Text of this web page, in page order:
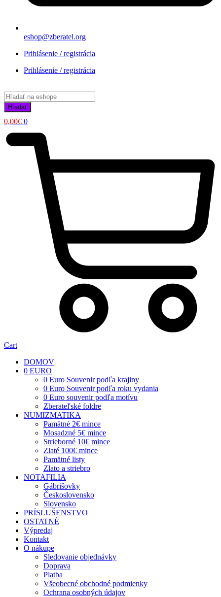
eshop@zberatel.org
Prihlásenie / registrácia
Prihlásenie / registrácia
Products
search
Hľadať
0,00€ 0
Cart
DOMOV
0 EURO
0 Euro Souvenir podľa krajiny
0 Euro Souvenir podľa roku vydania
0 Euro souvenir podľa motívu
Zberateľské foldre
NUMIZMATIKA
Pamätné 2€ mince
Mosadzné 5€ mince
Strieborné 10€ mince
Zlaté 100€ mince
Pamätné listy
Zlato a striebro
NOTAFILIA
Gábrišovky
Československo
Slovensko
PRÍSLUŠENSTVO
OSTATNÉ
Výpredaj
Kontakt
O nákupe
Sledovanie objednávky
Doprava
Platba
Všeobecné obchodné podmienky
Ochrana osobných údajov